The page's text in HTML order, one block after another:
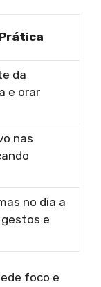
da
e orar
nas
no dia a
e
foco e